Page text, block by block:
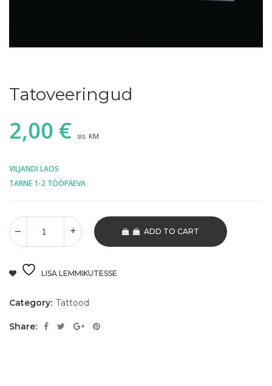
Tatoveeringud
2,00 € sis. KM
VILJANDI LAOS
TARNE 1-2 TÖÖPÄEVA
ADD TO CART
LISA LEMMIKUTESSE
Category: Tattood
Share: